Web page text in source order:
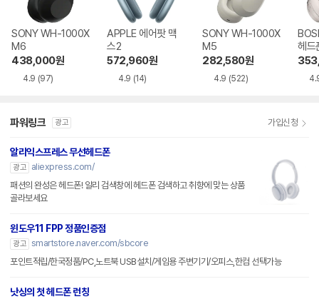
SONY WH-1000X
M6
438,000원
4.9 (97)
APPLE 에어팟 맥
스2
572,960원
4.9 (14)
SONY WH-1000X
M5
282,580원
4.9 (522)
헤드
파워링크 광고 가입신청
알리익스프레스 무선헤드폰
광고
aliexpress.com/
패션의 완성은 헤드폰! 알리 검색창에 헤드폰 검색하고 취향에 맞는 상품
골라보세요
윈도우11 FPP 정품인증점
광고 smartstore.naver.com/sbcore
포인트적립/한국정품/PC,노트북 USB설치/게임용 주변기기/오피스,한컴 선택가능
낫싱의 첫 헤드폰 런칭